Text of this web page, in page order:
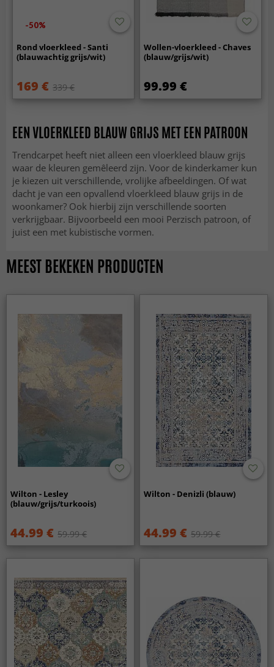
-50%
Rond vloerkleed - Santi
(blauwachtig grijs/wit)
169 € 339 €
Wollen-vloerkleed - Chaves
(blauw/grijs/wit)
99.99 €
EEN VLOERKLEED BLAUW GRIJS MET EEN PATROON
Trendcarpet heeft niet alleen een vloerkleed blauw grijs
waar de kleuren gemêleerd zijn. Voor de kinderkamer kun
je kiezen uit verschillende, vrolijke afbeeldingen. Of wat
dacht je van een opvallend vloerkleed blauw grijs in de
woonkamer? Ook hierbij zijn verschillende soorten
verkrijgbaar. Bijvoorbeeld een mooi Perzisch patroon, of
juist een met kubistische vormen.
MEEST BEKEKEN PRODUCTEN
Wilton - Lesley
(blauw/grijs/turkoois)
44.99 € 59.99 €
Wilton - Denizli (blauw)
44.99 € 59.99 €